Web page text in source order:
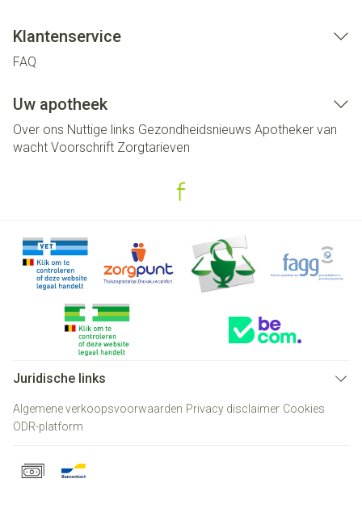
Klantenservice
FAQ
Uw apotheek
Over ons Nuttige links Gezondheidsnieuws Apotheker van
wacht Voorschrift Zorgtarieven
Juridische links
Algemene verkoopsvoorwaarden Privacy disclaimer Cookies
ODR-platform